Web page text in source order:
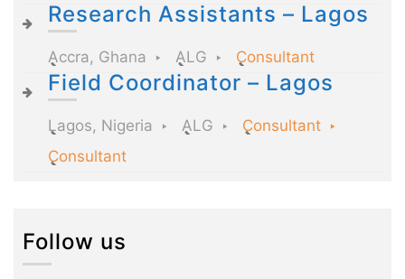
Research Assistants – Lagos
Accra, Ghana ALG Consultant
Field Coordinator – Lagos
Lagos, Nigeria ALG
Consultant
Consultant
Follow us